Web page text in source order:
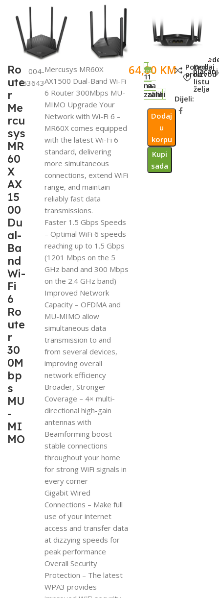
Ro
ute
r
Me
rcu
sys
MR
60
X
AX
15
00
Du
al-
Ba
nd
Wi-
Fi
6
Ro
ute
r
30
0M
bp
s
MU
-
MI
MO
SKU:
004-
53643
Mercusys MR60X
AX1500 Dual-Band Wi-Fi
6 Router 300Mbps MU-
MIMO Upgrade Your
Network with Wi-Fi 6 –
MR60X comes equipped
with the latest Wi-Fi 6
standard, delivering
more simultaneous
connections, extend WiFi
range, and maintain
reliably fast data
transmissions.
Faster 1.5 Gbps Speeds
– Optimal WiFi 6 speeds
reaching up to 1.5 Gbps
(1201 Mbps on the 5
GHz band and 300 Mbps
on the 2.4 GHz band)
Improved Network
Capacity – OFDMA and
MU-MIMO allow
simultaneous data
transmission to and
from several devices,
improving overall
network efficiency
Broader, Stronger
Coverage – 4× multi-
directional high-gain
antennas with
Beamforming boost
stable connections
throughout your home
for strong WiFi signals in
every corner
Gigabit Wired
Connections – Make full
use of your internet
access and transfer data
at dizzying speeds for
peak performance
Overall Security
Protection – The latest
WPA3 provides
64,00 KM
1
na
zalihi
1
na
zalihi
Dodaj
u
korpu
Kupi
sada
Poredi
proizvod
Dodaj
na
listu
želja
Dijeli: